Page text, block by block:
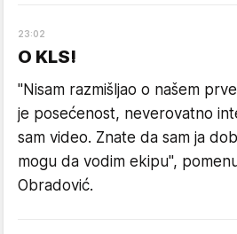
23:02
O KLS!
"Nisam razmišljao o našem
je posećenost, neverovatno
sam video. Znate da sam ja
mogu da vodim ekipu",
Obradović.